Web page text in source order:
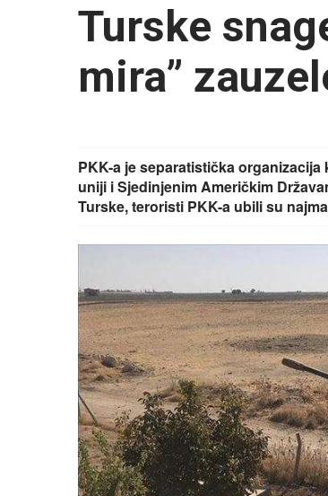
Turske
mira”
PKK-a je separatistička
uniji i Sjedinjenim Američkim
Turske, teroristi PKK-a ubili su